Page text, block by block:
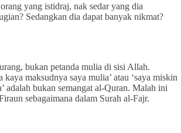
yang istidraj, nak sedar yang dia
Sedangkan dia dapat banyak nikmat?
bukan petanda mulia di sisi Allah.
kaya maksudnya saya mulia’ atau ‘saya miskin
adalah bukan semangat al-Quran. Malah ini
sebagaimana dalam Surah al-Fajr.